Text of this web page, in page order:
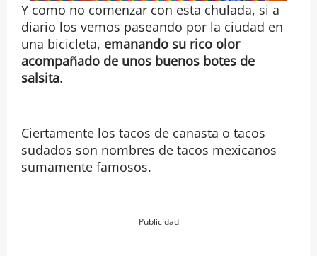
Y como no comenzar con esta chulada, si a
diario los vemos paseando por la ciudad en
una bicicleta, emanando su rico olor
acompañado de unos buenos botes de
salsita.
Ciertamente los tacos de canasta o tacos
sudados son nombres de tacos mexicanos
sumamente famosos.
Publicidad